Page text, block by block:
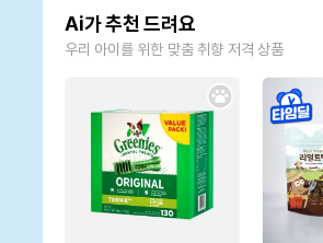
Ai가 추천 드려요
우리 아이를 위한 맞춤 취향 저격 상품